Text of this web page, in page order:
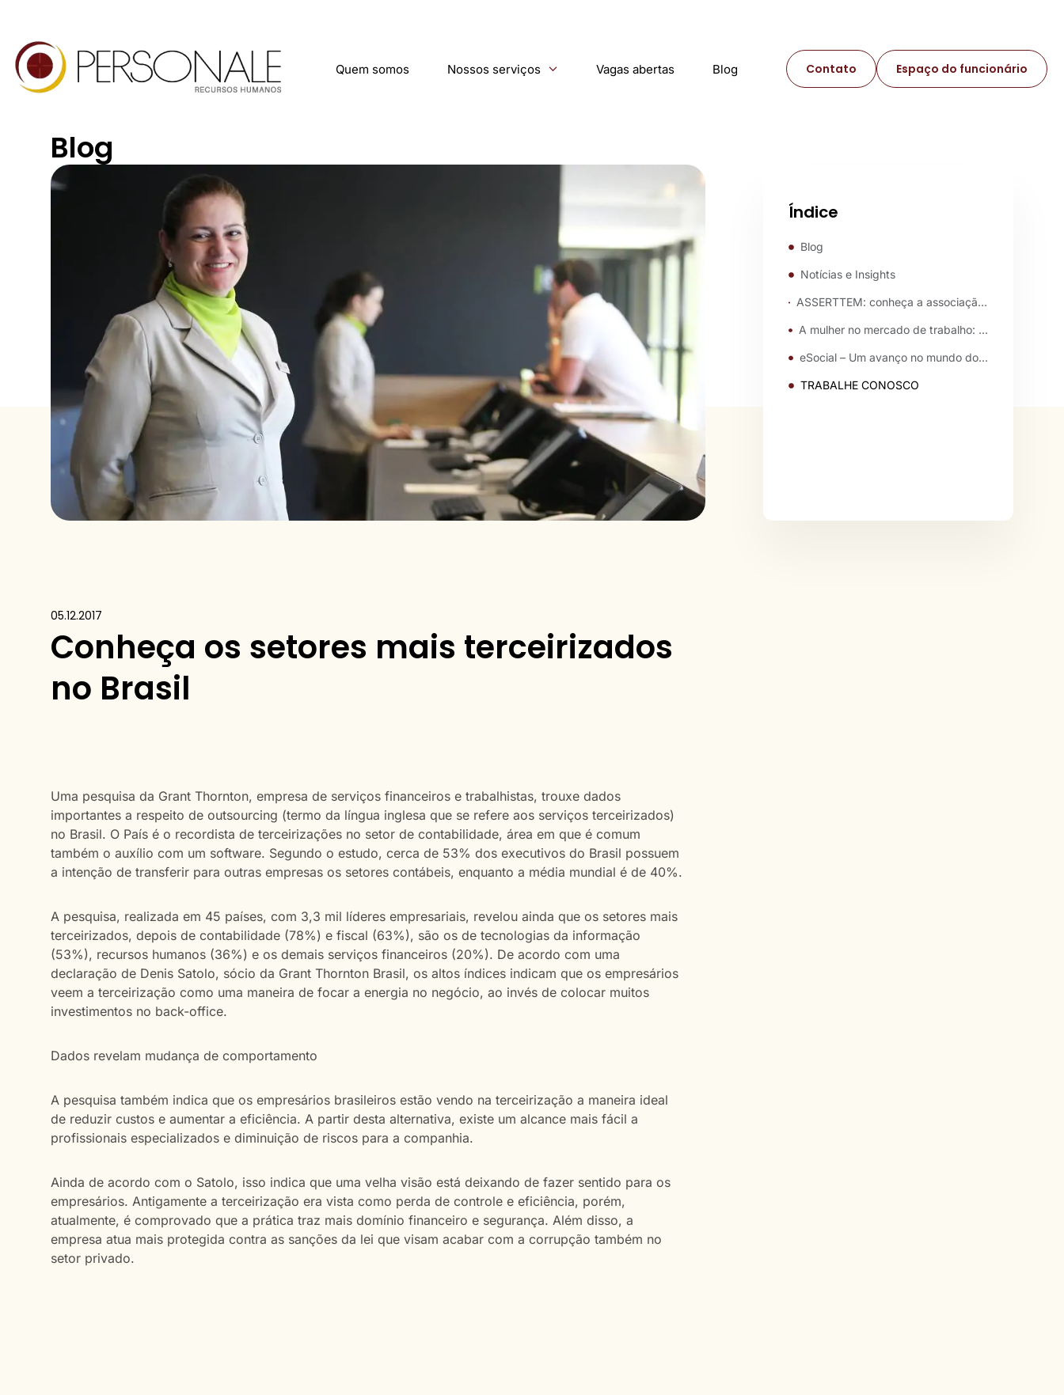
Quem somos Nossos serviços Vagas abertas Blog Contato Espaço do funcionário
Blog
Índice
Blog
Notícias e Insights
ASSERTTEM: conheça a associação que promove a defesa e o aprimoramento da Lei do Trabalho Temporário
A mulher no mercado de trabalho: novas perspectivas
eSocial – Um avanço no mundo do trabalho
TRABALHE CONOSCO
05.12.2017
Conheça os setores mais terceirizados
no Brasil
Uma pesquisa da Grant Thornton, empresa de serviços financeiros e trabalhistas, trouxe dados
importantes a respeito de outsourcing (termo da língua inglesa que se refere aos serviços terceirizados)
no Brasil. O País é o recordista de terceirizações no setor de contabilidade, área em que é comum
também o auxílio com um software. Segundo o estudo, cerca de 53% dos executivos do Brasil possuem
a intenção de transferir para outras empresas os setores contábeis, enquanto a média mundial é de 40%.
A pesquisa, realizada em 45 países, com 3,3 mil líderes empresariais, revelou ainda que os setores mais
terceirizados, depois de contabilidade (78%) e fiscal (63%), são os de tecnologias da informação
(53%), recursos humanos (36%) e os demais serviços financeiros (20%). De acordo com uma
declaração de Denis Satolo, sócio da Grant Thornton Brasil, os altos índices indicam que os empresários
veem a terceirização como uma maneira de focar a energia no negócio, ao invés de colocar muitos
investimentos no back-office.
Dados revelam mudança de comportamento
A pesquisa também indica que os empresários brasileiros estão vendo na terceirização a maneira ideal
de reduzir custos e aumentar a eficiência. A partir desta alternativa, existe um alcance mais fácil a
profissionais especializados e diminuição de riscos para a companhia.
Ainda de acordo com o Satolo, isso indica que uma velha visão está deixando de fazer sentido para os
empresários. Antigamente a terceirização era vista como perda de controle e eficiência, porém,
atualmente, é comprovado que a prática traz mais domínio financeiro e segurança. Além disso, a
empresa atua mais protegida contra as sanções da lei que visam acabar com a corrupção também no
setor privado.